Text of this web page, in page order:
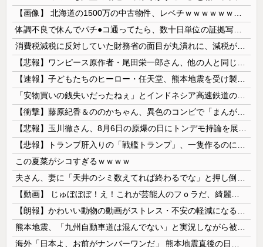
この夏菜がシコすぎるｗｗｗｗ